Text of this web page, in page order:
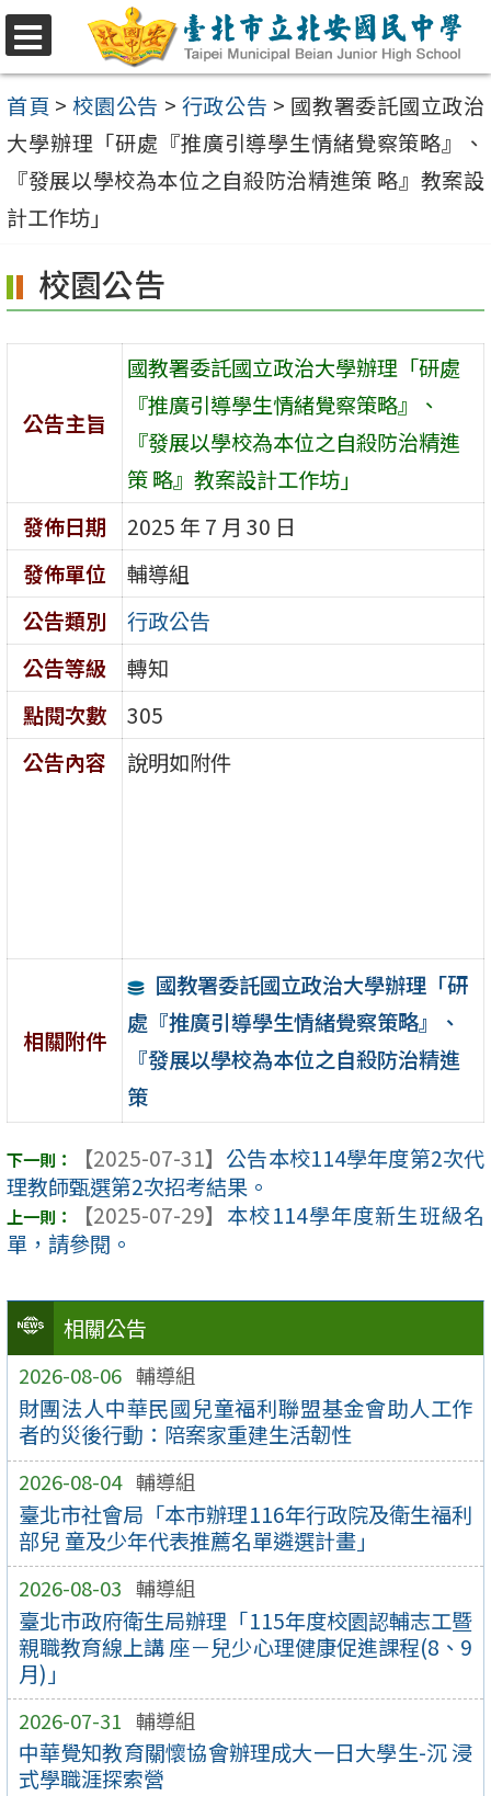
選
單
跳
至
主
要
內
容
首頁 > 校園公告 > 行政公告 > 國教署委託國立政治
大學辦理「研處『推廣引導學生情緒覺察策略』、
『發展以學校為本位之自殺防治精進策 略』教案設
計工作坊」
相關公告
2026-08-06 輔導組
財團法人中華民國兒童福利聯盟基金會助人⼯作
者的災後行動：陪案家重建生活韌性
2026-08-04 輔導組
臺北市社會局「本市辦理116年行政院及衛生福利
部兒 童及少年代表推薦名單遴選計畫」
2026-08-03 輔導組
臺北市政府衛生局辦理「115年度校園認輔志工暨
親職教育線上講 座－兒少心理健康促進課程(8、9
月)」
2026-07-31 輔導組
中華覺知教育關懷協會辦理成大一日大學生-沉 浸
式學職涯探索營
校園公告
公告主旨
國教署委託國立政治大學辦理「研處
『推廣引導學生情緒覺察策略』、
『發展以學校為本位之自殺防治精進
策 略』教案設計工作坊」
發佈日期
2025 年 7 月 30 日
發佈單位
輔導組
公告類別
行政公告
公告等級
轉知
點閱次數
305
公告內容
說明如附件
相關附件
國教署委託國立政治大學辦理「研
處『推廣引導學生情緒覺察策略』、
『發展以學校為本位之自殺防治精進
策
【2025-07-31】 公告本校114學年度第2次代
理教師甄選第2次招考結果。
【2025-07-29】 本校114學年度新生班級名
單，請參閱。